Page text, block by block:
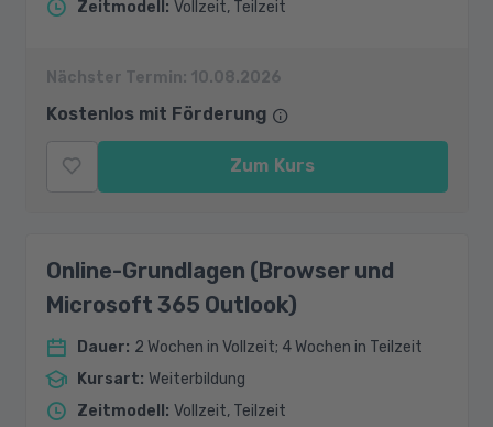
Zeitmodell : Vollzeit, Teilzeit
Nächster Termin: 10.08.2026
Kostenlos mit Förderung
Zum Kurs
Online-Grundlagen (Browser und
Microsoft 365 Outlook)
Dauer: 2 Wochen in Vollzeit; 4 Wochen in Teilzeit
Kursart: Weiterbildung
Zeitmodell : Vollzeit, Teilzeit